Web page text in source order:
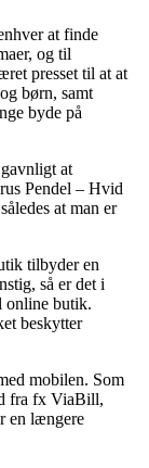
at finde
og til
presset til at at
børn, samt
byde på
at
Pendel – Hvid
at man er
tilbyder en
så er det i
online butik.
beskytter
mobilen. Som
fra fx ViaBill,
en længere